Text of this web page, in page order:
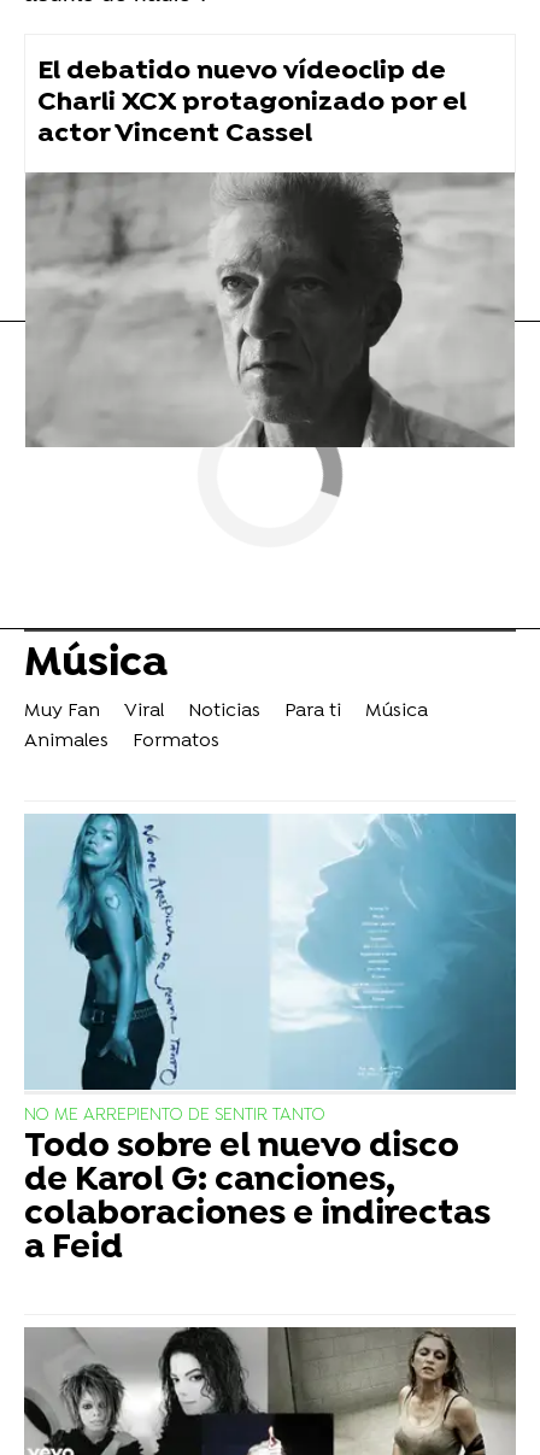
El debatido nuevo vídeoclip de
Charli XCX protagonizado por el
actor Vincent Cassel
Selena Gomez
Flooxer Now » Música
Música
Muy Fan Viral Noticias Para ti
Música
Animales
Formatos
NO ME ARREPIENTO DE SENTIR TANTO
Todo sobre el nuevo disco
de Karol G: canciones,
colaboraciones e indirectas
a Feid